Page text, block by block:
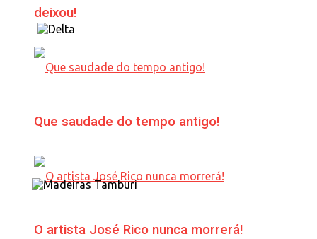
deixou!
Que saudade do tempo antigo!
O artista José Rico nunca morrerá!